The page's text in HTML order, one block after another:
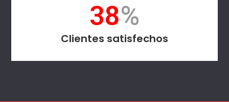
50%
Clientes satisfechos